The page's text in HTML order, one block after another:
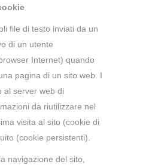
file di testo inviati da un
di un utente
Internet) quando
pagina di un sito web. I
al server web di
da riutilizzare nel
visita al sito (cookie di
(cookie persistenti).
navigazione del sito,